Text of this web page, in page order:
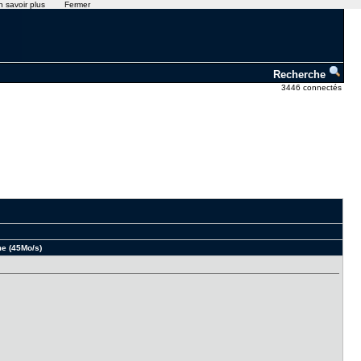
Recherche
3446 connectés
(45Mo/s)
savoir plus Fermer